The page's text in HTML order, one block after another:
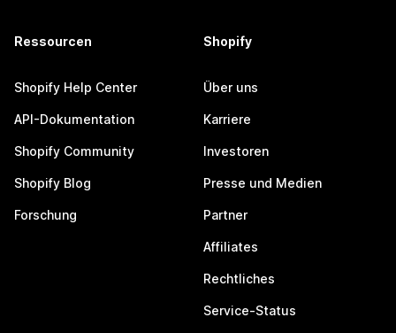
Ressourcen
Shopify Help Center
API-Dokumentation
Shopify Community
Shopify Blog
Forschung
Shopify
Über uns
Karriere
Investoren
Presse und Medien
Partner
Affiliates
Rechtliches
Service-Status